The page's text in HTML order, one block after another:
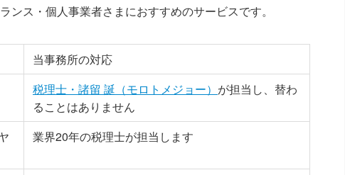
ス・個人事業者さまにおすすめのサービスです。
当事務所の対応
税理士・諸留 誕（モロトメジョー） が担当し、替わ
ることはありません
業界20年の税理士が担当します